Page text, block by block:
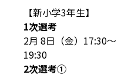
【新小学3年生】
1次選考
2月 8日（金）17:30～
19:30
2次選考①